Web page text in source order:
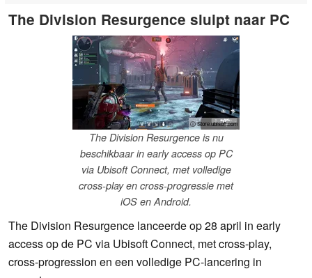
The Division Resurgence sluipt naar PC
ⓘ Store.ubisoft.com
The Division Resurgence is nu
beschikbaar in early access op PC
via Ubisoft Connect, met volledige
cross-play en cross-progressie met
iOS en Android.
The Division Resurgence lanceerde op 28 april in early
access op de PC via Ubisoft Connect, met cross-play,
cross-progression en een volledige PC-lancering in